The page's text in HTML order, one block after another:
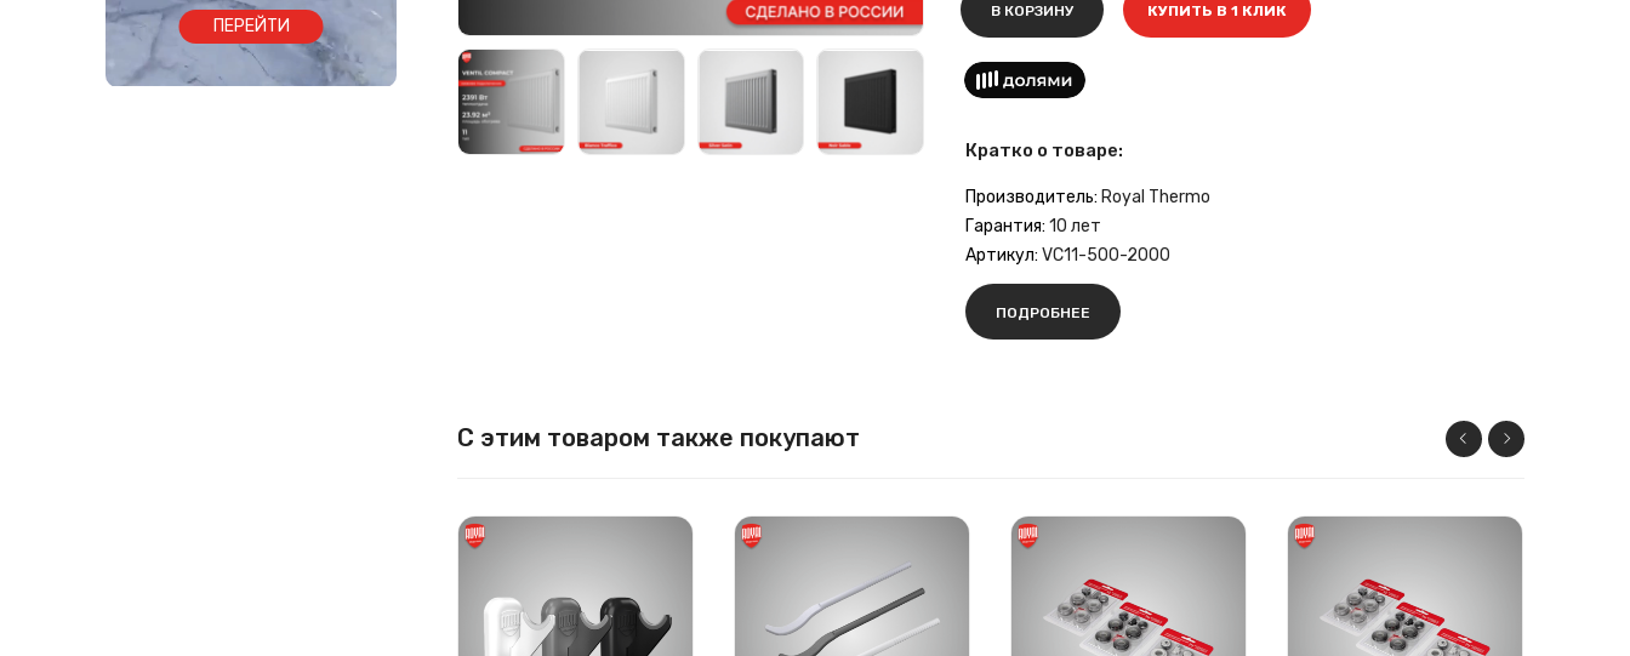
В КОРЗИНУ КУПИТЬ В 1 КЛИК
Кратко о товаре:
Производитель: Royal Thermo
Гарантия: 10 лет
Артикул: VC11-500-2000
ПОДРОБНЕЕ
С этим товаром также покупают
ПЕРЕЙТИ